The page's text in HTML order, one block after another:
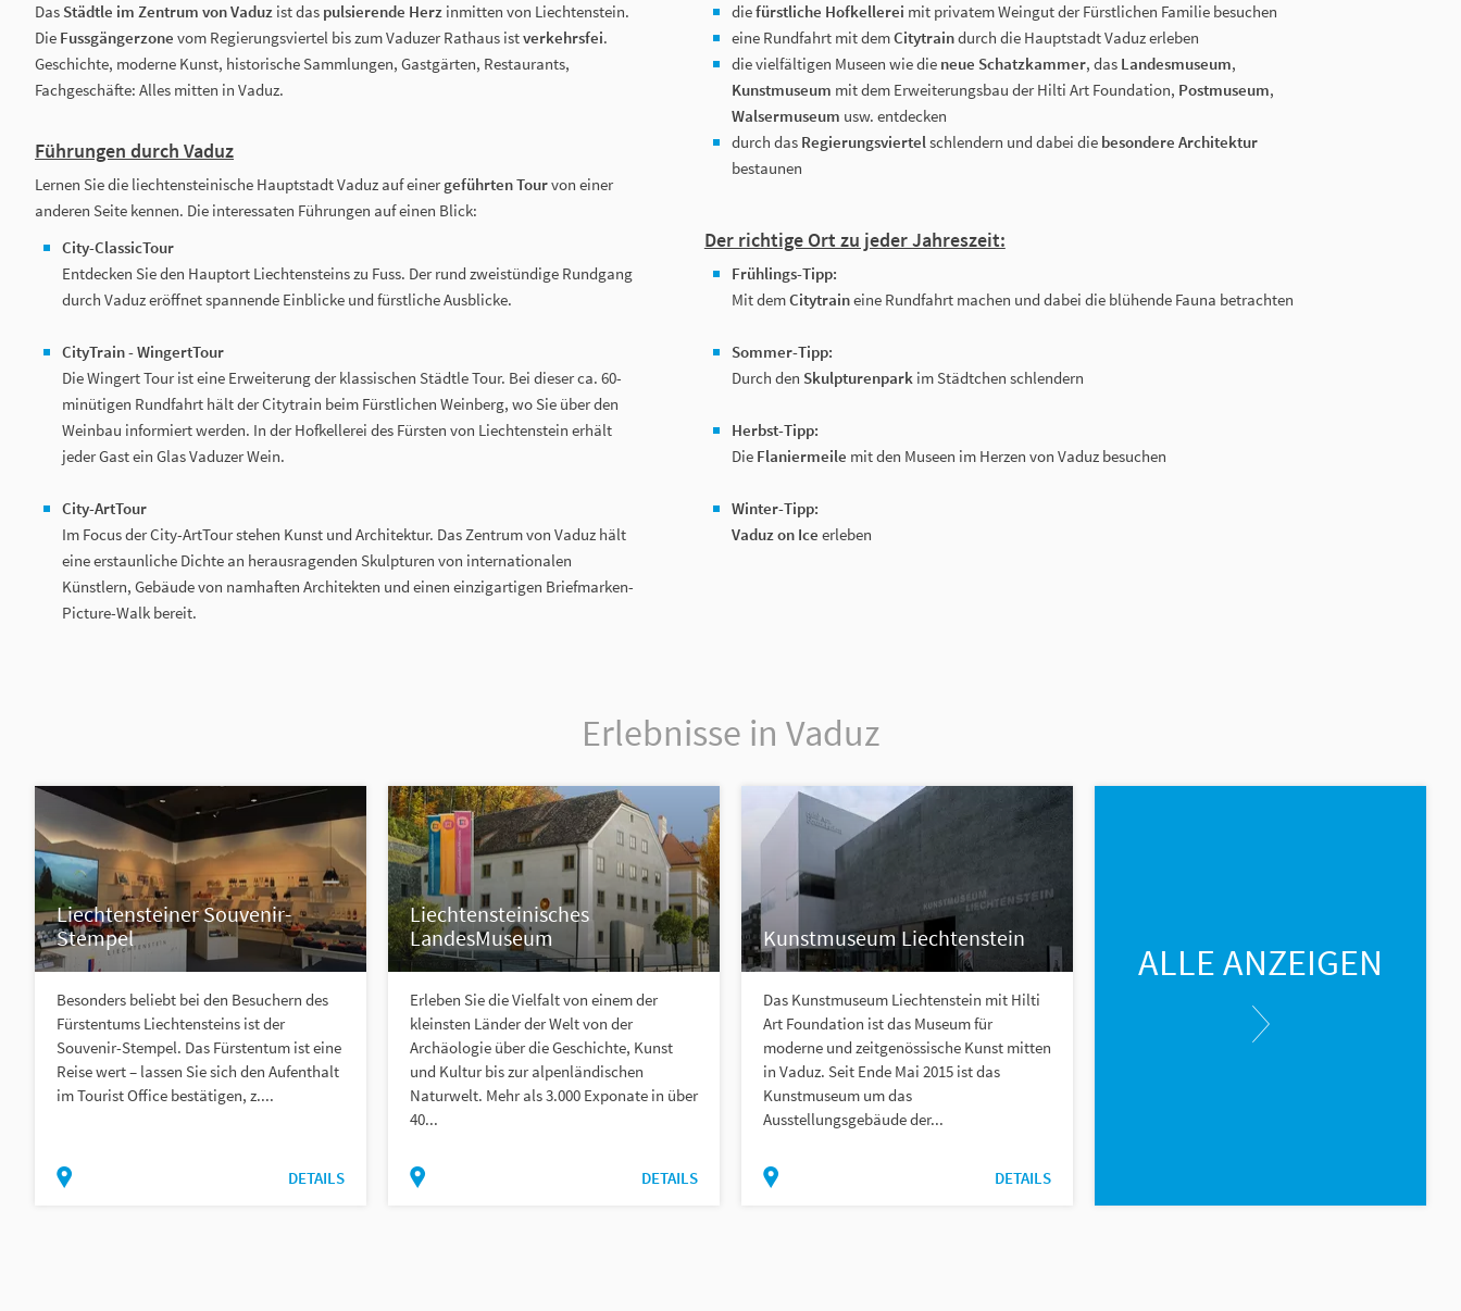
Das Städtle im Zentrum von Vaduz ist das pulsierende Herz inmitten von Liechtenstein.
Die Fussgängerzone vom Regierungsviertel bis zum Vaduzer Rathaus istverkehrsfei.
Geschichte, moderne Kunst, historische Sammlungen, Gastgärten, Restaurants,
Fachgeschäfte: Alles mitten in Vaduz.
Führungen durch Vaduz
Lernen Sie die liechtensteinische Hauptstadt Vaduz auf einergeführten Tourvon einer
anderen Seite kennen. Die interessaten Führungen auf einen Blick:
City-ClassicTour
Entdecken Sie den Hauptort Liechtensteins zu Fuss. Der rund zweistündige Rundgang
durch Vaduz eröffnet spannende Einblicke und fürstliche Ausblicke.
CityTrain - WingertTour
Die Wingert Tour ist eine Erweiterung der klassischen Städtle Tour. Bei dieser ca. 60-
minütigen Rundfahrt hält der Citytrain beim Fürstlichen Weinberg, wo Sie über den
Weinbau informiert werden. In der Hofkellerei des Fürsten von Liechtenstein erhält
jeder Gast ein Glas Vaduzer Wein.
City-ArtTour
Im Focus der City-ArtTour stehen Kunst und Architektur. Das Zentrum von Vaduz hält
eine erstaunliche Dichte an herausragenden Skulpturen von internationalen
Künstlern, Gebäude von namhaften Architekten und einen einzigartigen Briefmarken-
Picture-Walk bereit.
diefürstliche Hofkellerei mit privatem Weingut der Fürstlichen Familie besuchen
eine Rundfahrt mit demCitytraindurch die Hauptstadt Vaduz erleben
die vielfältigen Museen wie die neue Schatzkammer, das Landesmuseum,
Kunstmuseum mit dem Erweiterungsbau der Hilti Art Foundation, Postmuseum,
Walsermuseum usw. entdecken
durch das Regierungsviertel schlendern und dabei die besondere Architektur
bestaunen
Der richtige Ort zu jeder Jahreszeit:
Frühlings-Tipp:
Mit demCitytraineine Rundfahrt machen und dabei die blühende Fauna betrachten
Sommer-Tipp:
Durch den Skulpturenpark im Städtchen schlendern
Herbst-Tipp:
DieFlaniermeile mit den Museen im Herzen von Vaduz besuchen
Winter-Tipp:
Vaduz on Ice erleben
Erlebnisse in Vaduz
Liechtensteiner Souvenir-
Stempel
Besonders beliebt bei den Besuchern des
Fürstentums Liechtensteins ist der
Souvenir-Stempel. Das Fürstentum ist eine
Reise wert – lassen Sie sich den Aufenthalt
im Tourist Office bestätigen, z....
DETAILS
Liechtensteinisches
LandesMuseum
Erleben Sie die Vielfalt von einem der
kleinsten Länder der Welt von der
Archäologie über die Geschichte, Kunst
und Kultur bis zur alpenländischen
Naturwelt. Mehr als 3.000 Exponate in über
40...
DETAILS
Kunstmuseum Liechtenstein
Das Kunstmuseum Liechtenstein mit Hilti
Art Foundation ist das Museum für
moderne und zeitgenössische Kunst mitten
in Vaduz. Seit Ende Mai 2015 ist das
Kunstmuseum um das
Ausstellungsgebäude der...
DETAILS
ALLE ANZEIGEN